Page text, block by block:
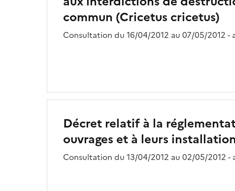
commun (Cricetus cricetus)
Consultation du 16/04/2012 au 07/05/2012
Décret relatif à la
ouvrages et à leurs
Consultation du 13/04/2012 au 02/05/2012